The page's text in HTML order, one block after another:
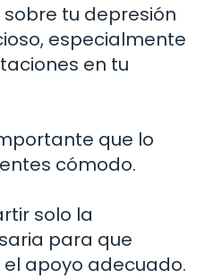
tu depresión
especialmente
en tu
que lo
cómodo.
solo la
para que
apoyo adecuado.